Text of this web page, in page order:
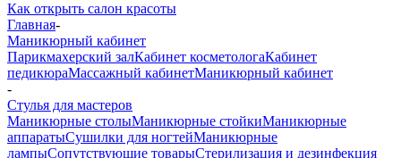
Как открыть салон красоты
Главная-
Маникюрный кабинет
Парикмахерский залКабинет косметологаКабинет
педикюраМассажный кабинетМаникюрный кабинет
-
Стулья для мастеров
Маникюрные столыМаникюрные стойкиМаникюрные
аппаратыСушилки для ногтейМаникюрные
лампыСопутствующие товарыСтерилизация и дезинфекция